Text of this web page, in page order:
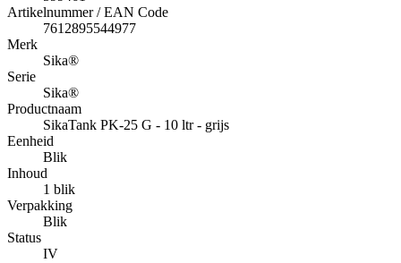
Artikelnummer / EAN Code
7612895544977
Merk
Sika®
Serie
Sika®
Productnaam
SikaTank PK-25 G - 10 ltr - grijs
Eenheid
Blik
Inhoud
1 blik
Verpakking
Blik
Status
IV